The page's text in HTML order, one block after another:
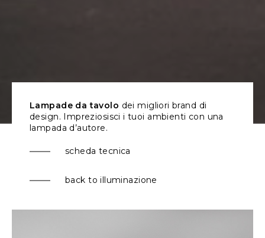
Lampade da tavolo dei migliori brand di
design. Impreziosisci i tuoi ambienti con una
lampada d’autore.
scheda tecnica
back to illuminazione